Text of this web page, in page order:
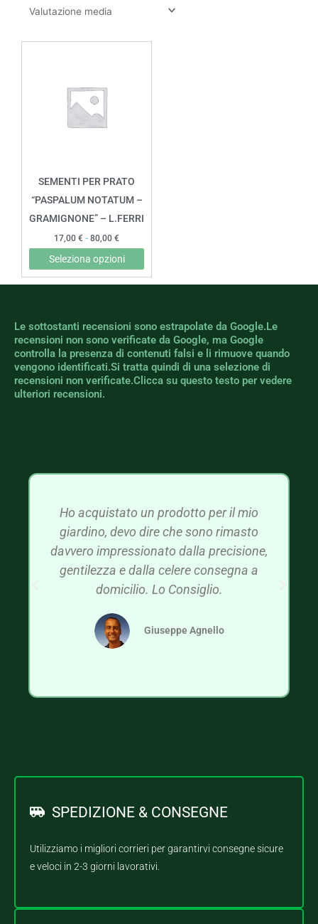
SEMENTI PER PRATO
“PASPALUM NOTATUM –
GRAMIGNONE” – L.FERRI
17,00 € - 80,00 €
Seleziona opzioni
prodotto
Le sottostanti recensioni sono estrapolate da Google.Le
recensioni non sono verificate da Google, ma Google
controlla la presenza di contenuti falsi e li rimuove quando
vengono identificati.Si tratta quindi di una selezione di
recensioni non verificate.Clicca su questo testo per vedere
ulteriori recensioni.
Ho acquistato un prodotto per il mio
giardino, devo dire che sono rimasto
davvero impressionato dalla precisione,
gentilezza e dalla celere consegna a
domicilio. Lo Consiglio.
Giuseppe Agnello
SPEDIZIONE & CONSEGNE
Utilizziamo i migliori corrieri per garantirvi consegne sicure
e veloci in 2-3 giorni lavorativi.